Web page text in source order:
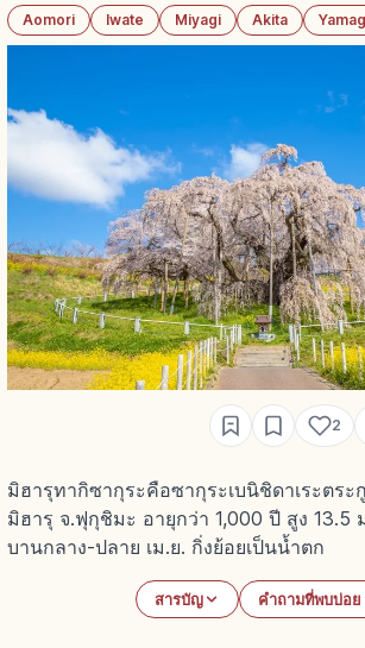
Aomori Iwate Miyagi Akita
2
มิฮารุทากิซากุระคือซากุระเบนิชิดาเระตระ
มิฮารุ จ.ฟุกุชิมะ อายุกว่า 1,000 ปี สูง 13.5
บานกลาง-ปลาย เม.ย. กิ่งย้อยเป็นน้ำตก
สารบัญ คำถามที่พบบ่อย